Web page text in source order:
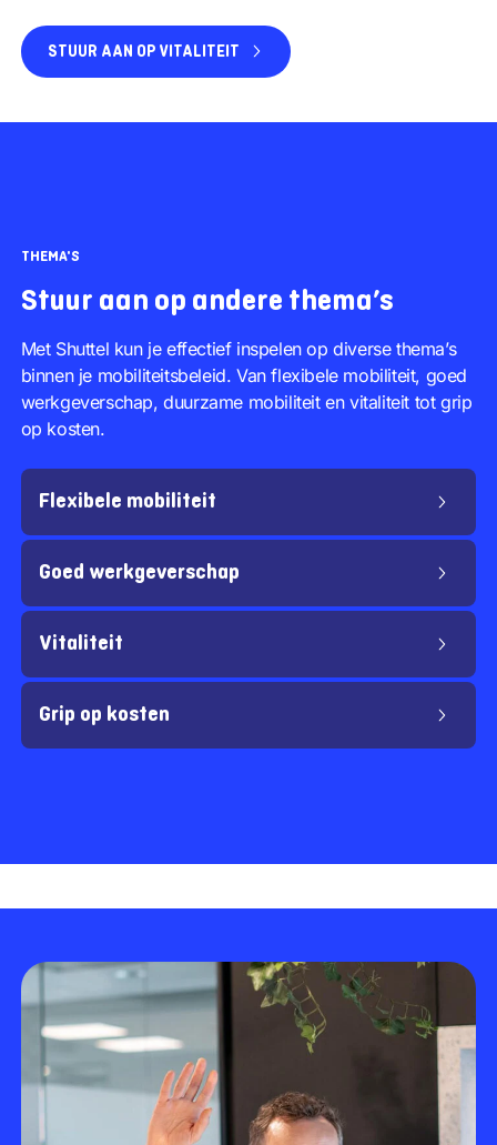
STUUR AAN OP VITALITEIT
THEMA'S
Stuur aan op andere thema’s
Met Shuttel kun je effectief inspelen op diverse thema’s
binnen je mobiliteitsbeleid. Van flexibele mobiliteit, goed
werkgeverschap, duurzame mobiliteit en vitaliteit tot grip
op kosten.
Flexibele mobiliteit
Goed werkgeverschap
Vitaliteit
Grip op kosten